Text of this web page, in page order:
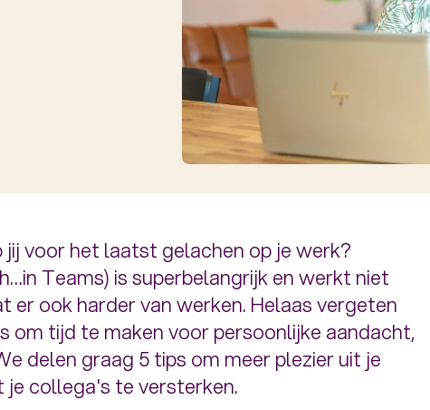
jij voor het laatst gelachen op je werk?
Teams) is superbelangrijk en werkt niet
er ook harder van werken. Helaas vergeten
om tijd te maken voor persoonlijke aandacht,
delen graag 5 tips om meer plezier uit je
je collega's te versterken.